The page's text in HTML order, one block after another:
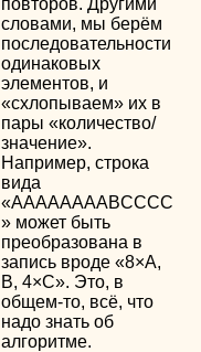
повторов. Другими
словами, мы берём
последовательности
одинаковых
элементов, и
«схлопываем» их в
пары «количество/
значение».
Например, строка
вида
«AAAAAAAABCCCC
» может быть
преобразована в
запись вроде «8×A,
B, 4×C». Это, в
общем-то, всё, что
надо знать об
алгоритме.